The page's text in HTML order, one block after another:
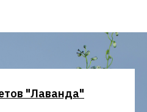
"Лаванда"